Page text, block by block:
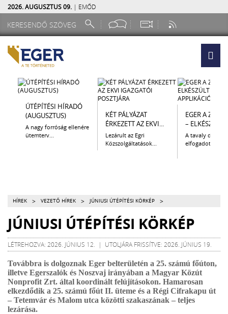
2026. AUGUSZTUS 09. | EMŐD
ÚTÉPÍTÉSI HÍRADÓ
(AUGUSZTUS)
A nagy forróság ellenére
ütemterv...
KÉT PÁLYÁZAT
ÉRKEZETT AZ EKVI...
Lezárult az Egri
Közszolgáltatások...
EGER A
– ELKÉSZÜLT
A tavaly
elfogadott
HÍREK > VEZETŐ HÍREK > JÚNIUSI ÚTÉPÍTÉSI KÖRKÉP >
JÚNIUSI ÚTÉPÍTÉSI KÖRKÉP
LÉTREHOZVA: 2026. JÚNIUS 12. | UTOLJÁRA FRISSÍTVE: 2026. JÚNIUS 19.
Továbbra is dolgoznak Eger belterületén a 25. számú főúton,
illetve Egerszalók és Noszvaj irányában a Magyar Közút
Nonprofit Zrt. által koordinált felújításokon. Hamarosan
elkezdődik a 25. számú főút II. üteme és a Régi Cifrakapu út
– Tetemvár és Malom utca közötti szakaszának – teljes
lezárása.